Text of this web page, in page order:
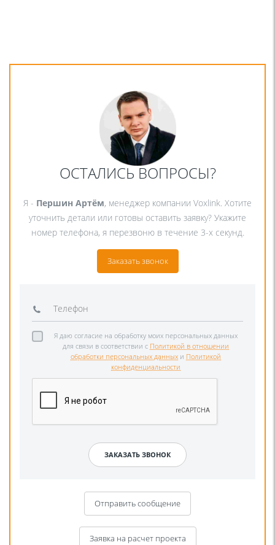
ОСТАЛИСЬ ВОПРОСЫ?
Я - Першин Артём, менеджер компании Voxlink. Хотите
уточнить детали или готовы оставить заявку? Укажите
номер телефона, я перезвоню в течение 3-х секунд.
Заказать звонок
Я даю согласие на обработку моих персональных данных
для связи в соответствии с Политикой в отношении
обработки персональных данных и Политикой
конфиденциальности
Отправить сообщение
Заявка на расчет проекта